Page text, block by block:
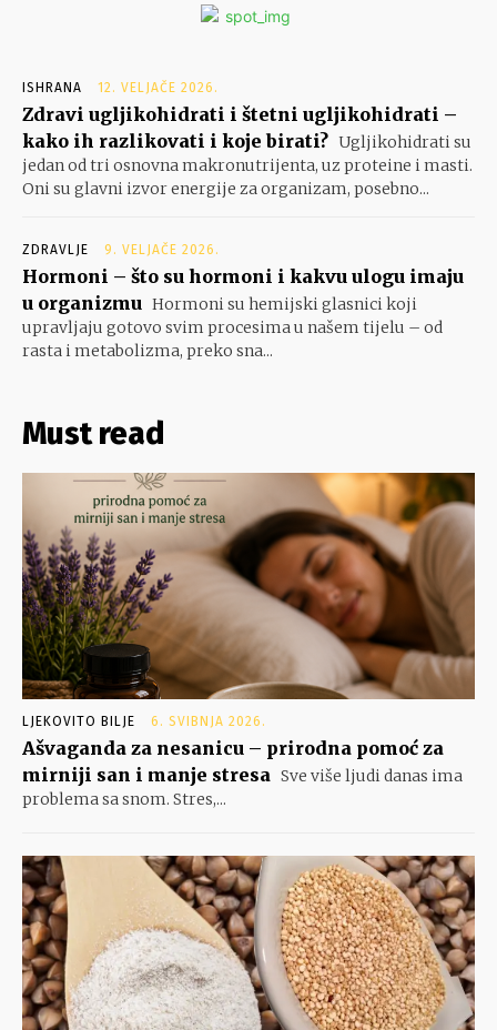
ISHRANA 12. VELJAČE 2026.
Zdravi ugljikohidrati i štetni ugljikohidrati –
kako ih razlikovati i koje birati? Ugljikohidrati su
jedan od tri osnovna makronutrijenta, uz proteine i masti.
Oni su glavni izvor energije za organizam, posebno...
ZDRAVLJE 9. VELJAČE 2026.
Hormoni – što su hormoni i kakvu ulogu imaju
u organizmu Hormoni su hemijski glasnici koji
upravljaju gotovo svim procesima u našem tijelu – od
rasta i metabolizma, preko sna...
Must read
LJEKOVITO BILJE 6. SVIBNJA 2026.
Ašvaganda za nesanicu – prirodna pomoć za
mirniji san i manje stresa Sve više ljudi danas ima
problema sa snom. Stres,...